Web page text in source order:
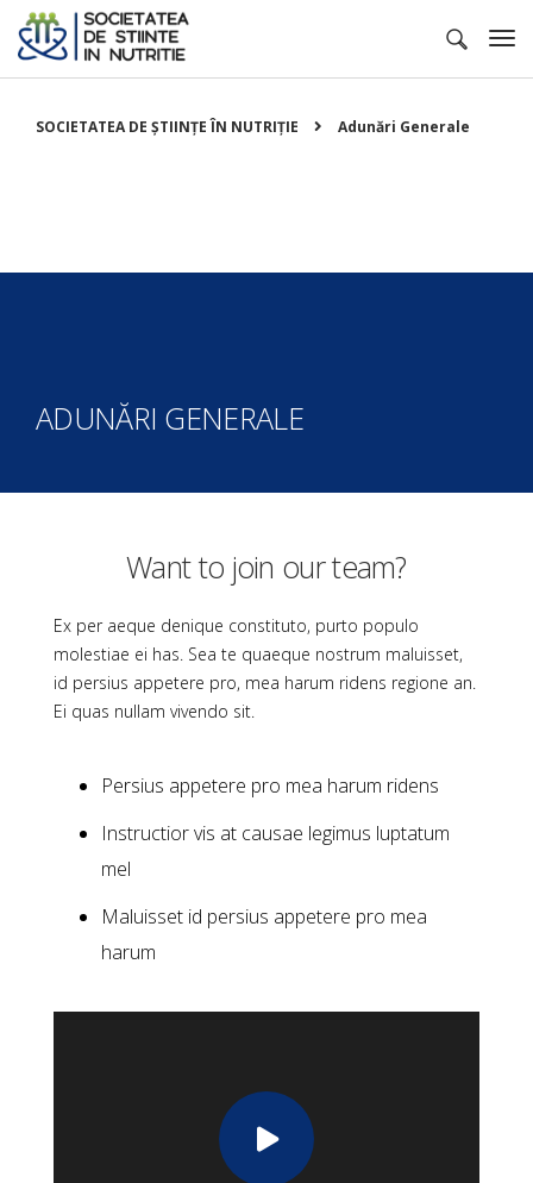
SOCIETATEA DE ȘTIINȚE ÎN NUTRIȚIE Adunări Generale
ADUNĂRI GENERALE
Want to join our team?
Ex per aeque denique constituto, purto populo
molestiae ei has. Sea te quaeque nostrum maluisset,
id persius appetere pro, mea harum ridens regione an.
Ei quas nullam vivendo sit.
Persius appetere pro mea harum ridens
Instructior vis at causae legimus luptatum
mel
Maluisset id persius appetere pro mea
harum